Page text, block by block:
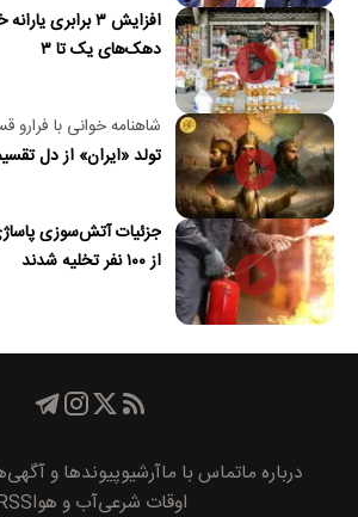
دهک‌های یک تا ۳
شاهنامه خوانی با
تولد «ایران» از دل
جزئیات آتش‌سوزی
از ۱۰۰ نفر تخلیه شدند
درباره ماتماس با ماآرشیوپیوند‌ها و
اوقات شرعیآب و هوا